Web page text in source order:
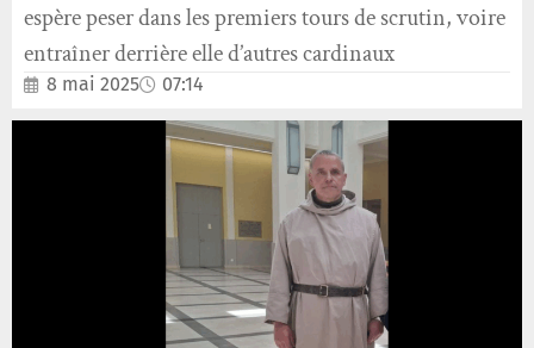
espère peser dans les premiers tours de scrutin, voire
entraîner derrière elle d’autres cardinaux
8 mai 2025 07:14